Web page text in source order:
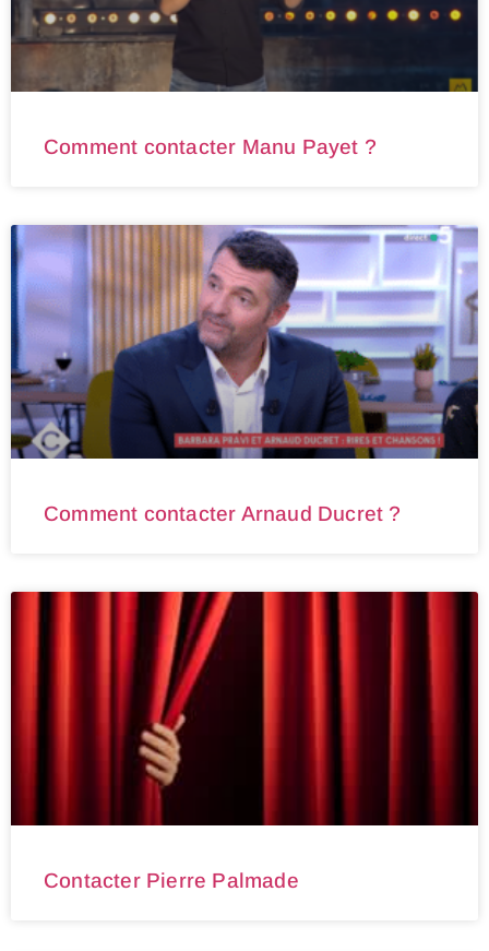
Comment contacter Manu Payet ?
Comment contacter Arnaud Ducret ?
Contacter Pierre Palmade